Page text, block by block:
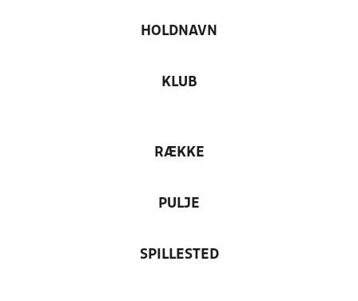
HOLDNAVN
KLUB
RÆKKE
PULJE
SPILLESTED